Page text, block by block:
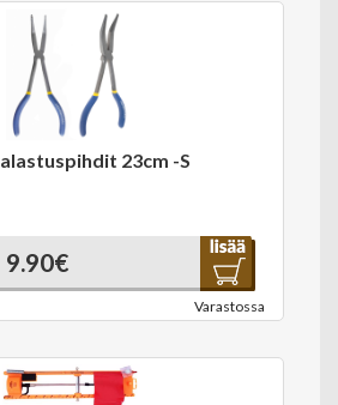
23cm -S
9.90€
Varastossa